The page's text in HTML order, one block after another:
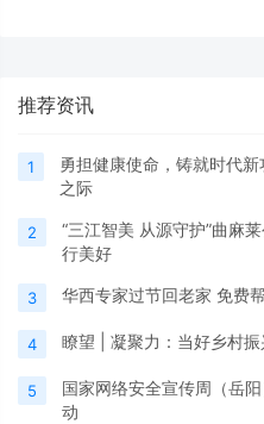
推荐资讯
1
勇担健康使命，铸就时代
之际
2
“三江智美 从源守护”曲麻
行美好
3 华西专家过节回老家 免费
4 瞭望 | 凝聚力：当好乡村
5
国家网络安全宣传周（岳
动